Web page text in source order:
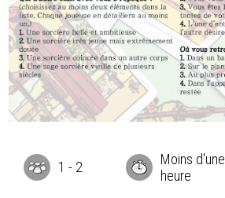
1 - 2
Moins d'une
heure